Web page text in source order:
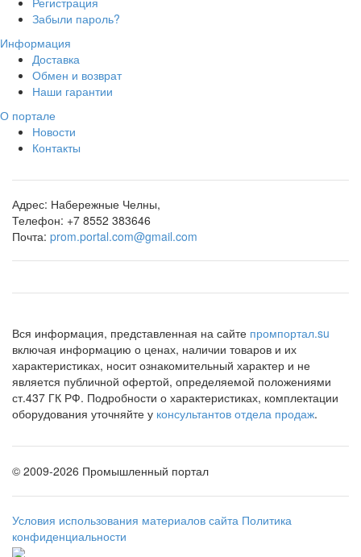
Забыли пароль?
Информация
Доставка
Обмен и возврат
Наши гарантии
О портале
Новости
Контакты
Адрес: Набережные Челны,
Телефон: +7 8552 383646
Почта: prom.portal.com@gmail.com
Вся информация, представленная на сайте промпортал.su
включая информацию о ценах, наличии товаров и их
характеристиках, носит ознакомительный характер и не
является публичной офертой, определяемой положениями
ст.437 ГК РФ. Подробности о характеристиках, комплектации
оборудования уточняйте у консультантов отдела продаж.
© 2009-2026 Промышленный портал
Условия использования материалов сайта Политика
конфиденциальности